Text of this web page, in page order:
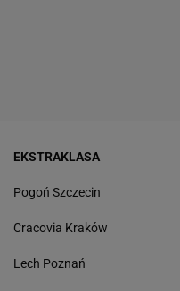
EKSTRAKLASA
Pogoń Szczecin
Cracovia Kraków
Lech Poznań